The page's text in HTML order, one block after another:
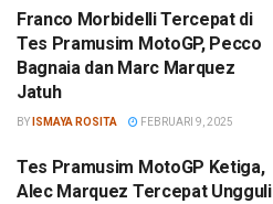
Franco Morbidelli Tercepat di
Tes Pramusim MotoGP, Pecco
Bagnaia dan Marc Marquez
Jatuh
BY ISMAYA ROSITA FEBRUARI 9, 2025
Tes Pramusim MotoGP Ketiga,
Alec Marquez Tercepat Ungguli